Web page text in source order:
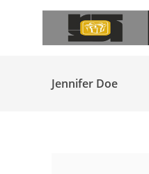
Jennifer Doe